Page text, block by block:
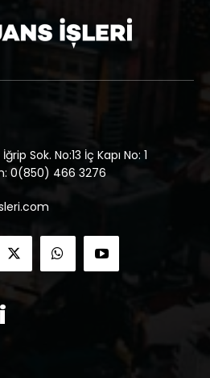
Sok. No:13 İç Kapı No: 1
0(850) 466 3276